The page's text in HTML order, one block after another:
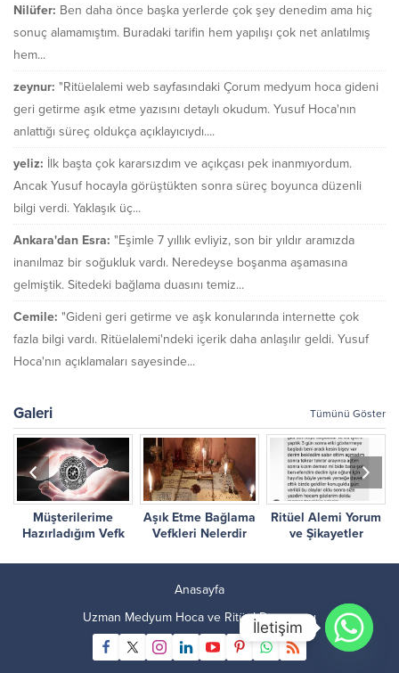
Nilüfer: Ben daha önce başka yerlerde çok şey denedim ama hiç
sonuç alamamıştım. Buradaki tarifin hem yapılışı çok net anlatılmış
hem...
zeynur: "Ritüelalemi web sayfasındaki Çorum medyum hoca gideni
geri getirme aşık etme yazısını detaylı okudum. Yusuf Hoca'nın
anlattığı süreç oldukça açıklayıcıydı....
yeliz: İlk başta çok kararsızdım ve açıkçası pek inanmıyordum.
Ancak Yusuf hocayla görüştükten sonra süreç boyunca düzenli
bilgi verdi. Yaklaşık üç...
Ankara'dan Esra: "Eşimle 7 yıllık evliyiz, son bir yıldır aramızda
inanılmaz bir soğukluk vardı. Neredeyse boşanma aşamasına
gelmiştik. Sitedeki bağlama duasını temiz...
Cemile: "Gideni geri getirme ve aşk konularında internette çok
fazla bilgi vardı. Ritüelalemi'ndeki içerik daha anlaşılır geldi. Yusuf
Hoca'nın açıklamaları sayesinde...
Galeri Tümünü Göster
Müşterilerime
Hazırladığım Vefk
Aşık Etme Bağlama
Vefkleri Nelerdir
Ritüel Alemi Yorum
ve Şikayetler
Anasayfa
Uzman Medyum Hoca ve Ritüel Danışmanı
İletişim